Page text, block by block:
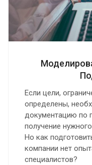
Если цели,
определены,
документацию по
получение
Но как
компании нет
специалистов?